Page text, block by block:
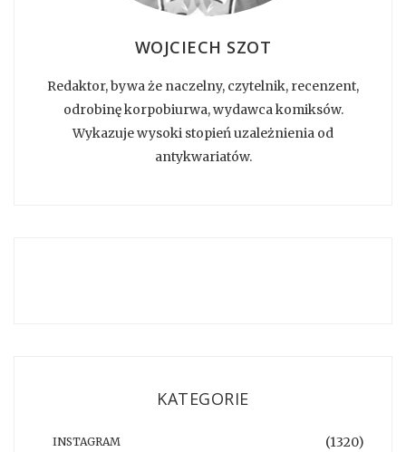
WOJCIECH SZOT
Redaktor, bywa że naczelny, czytelnik, recenzent,
odrobinę korpobiurwa, wydawca komiksów.
Wykazuje wysoki stopień uzależnienia od
antykwariatów.
KATEGORIE
INSTAGRAM (1320)